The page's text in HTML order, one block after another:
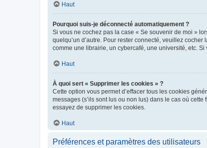
Haut
Pourquoi suis-je déconnecté automatiquement ?
Si vous ne cochez pas la case « Se souvenir de moi »
quelqu’un d’autre. Pour rester connecté, veuillez
comme une librairie, un cybercafé, une université, etc.
Haut
À quoi sert « Supprimer les cookies » ?
Cette option vous permet d’effacer tous les cookies
messages (s’ils sont lus ou non lus) dans le cas où
essayez de supprimer les cookies.
Haut
Préférences et paramètres des utilisateurs